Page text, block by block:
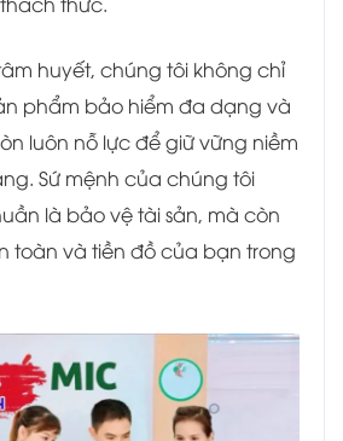
huyết, chúng tôi không chỉ
phẩm bảo hiểm đa dạng và
luôn nỗ lực để giữ vững niềm
Sứ mệnh của chúng tôi
là bảo vệ tài sản, mà còn
toàn và tiền đồ của bạn trong